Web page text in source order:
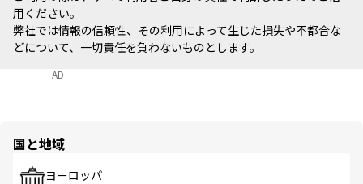
用ください。
弊社では情報の信頼性、その利用によって生じた損失や不都合な
どについて、一切責任を負わないものとします。
AD
国と地域
ヨーロッパ